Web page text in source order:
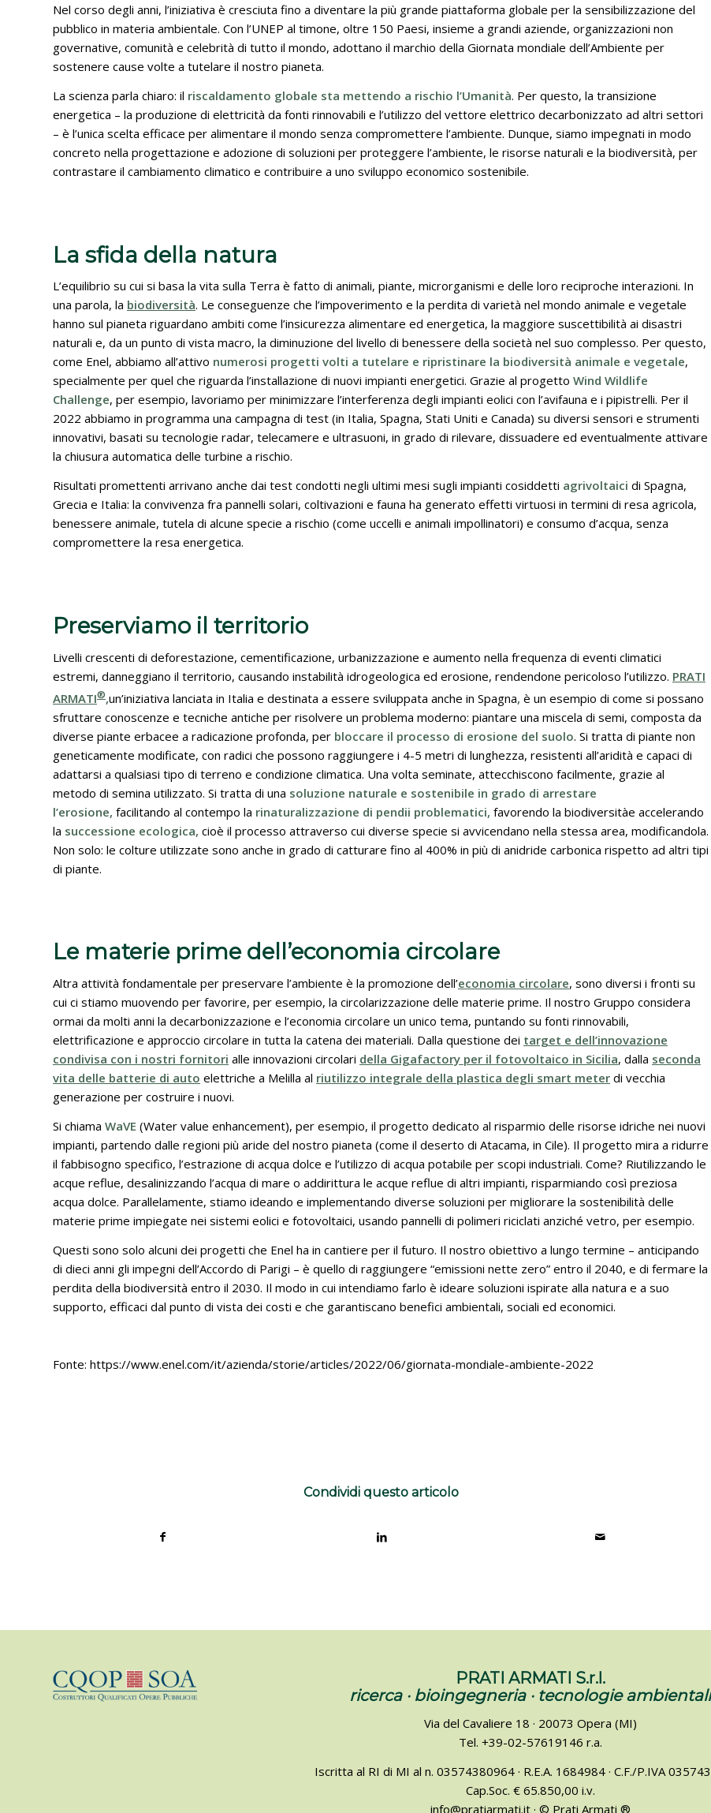
Nel corso degli anni, l’iniziativa è cresciuta fino a diventare la più grande piattaforma globale per la sensibilizzazione del
pubblico in materia ambientale. Con l’UNEP al timone, oltre 150 Paesi, insieme a grandi aziende, organizzazioni non
governative, comunità e celebrità di tutto il mondo, adottano il marchio della Giornata mondiale dell’Ambiente per
sostenere cause volte a tutelare il nostro pianeta.
La scienza parla chiaro: il riscaldamento globale sta mettendo a rischio l’Umanità. Per questo, la transizione
energetica – la produzione di elettricità da fonti rinnovabili e l’utilizzo del vettore elettrico decarbonizzato ad altri settori
– è l’unica scelta efficace per alimentare il mondo senza compromettere l’ambiente. Dunque, siamo impegnati in modo
concreto nella progettazione e adozione di soluzioni per proteggere l’ambiente, le risorse naturali e la biodiversità, per
contrastare il cambiamento climatico e contribuire a uno sviluppo economico sostenibile.
La sfida della natura
L’equilibrio su cui si basa la vita sulla Terra è fatto di animali, piante, microrganismi e delle loro reciproche interazioni. In
una parola, la biodiversità. Le conseguenze che l’impoverimento e la perdita di varietà nel mondo animale e vegetale
hanno sul pianeta riguardano ambiti come l’insicurezza alimentare ed energetica, la maggiore suscettibilità ai disastri
naturali e, da un punto di vista macro, la diminuzione del livello di benessere della società nel suo complesso. Per questo,
come Enel, abbiamo all’attivo numerosi progetti volti a tutelare e ripristinare la biodiversità animale e vegetale,
specialmente per quel che riguarda l’installazione di nuovi impianti energetici. Grazie al progetto Wind Wildlife
Challenge, per esempio, lavoriamo per minimizzare l’interferenza degli impianti eolici con l’avifauna e i pipistrelli. Per il
2022 abbiamo in programma una campagna di test (in Italia, Spagna, Stati Uniti e Canada) su diversi sensori e strumenti
innovativi, basati su tecnologie radar, telecamere e ultrasuoni, in grado di rilevare, dissuadere ed eventualmente attivare
la chiusura automatica delle turbine a rischio.
Risultati promettenti arrivano anche dai test condotti negli ultimi mesi sugli impianti cosiddetti agrivoltaici di Spagna,
Grecia e Italia: la convivenza fra pannelli solari, coltivazioni e fauna ha generato effetti virtuosi in termini di resa agricola,
benessere animale, tutela di alcune specie a rischio (come uccelli e animali impollinatori) e consumo d’acqua, senza
compromettere la resa energetica.
Preserviamo il territorio
Livelli crescenti di deforestazione, cementificazione, urbanizzazione e aumento nella frequenza di eventi climatici
estremi, danneggiano il territorio, causando instabilità idrogeologica ed erosione, rendendone pericoloso l’utilizzo. PRATI
ARMATI®,un’iniziativa lanciata in Italia e destinata a essere sviluppata anche in Spagna, è un esempio di come si possano
sfruttare conoscenze e tecniche antiche per risolvere un problema moderno: piantare una miscela di semi, composta da
diverse piante erbacee a radicazione profonda, per bloccare il processo di erosione del suolo. Si tratta di piante non
geneticamente modificate, con radici che possono raggiungere i 4-5 metri di lunghezza, resistenti all’aridità e capaci di
adattarsi a qualsiasi tipo di terreno e condizione climatica. Una volta seminate, attecchiscono facilmente, grazie al
metodo di semina utilizzato. Si tratta di una soluzione naturale e sostenibile in grado di arrestare
l’erosione, facilitando al contempo la rinaturalizzazione di pendii problematici, favorendo la biodiversitàe accelerando
la successione ecologica, cioè il processo attraverso cui diverse specie si avvicendano nella stessa area, modificandola.
Non solo: le colture utilizzate sono anche in grado di catturare fino al 400% in più di anidride carbonica rispetto ad altri tipi
di piante.
Le materie prime dell’economia circolare
Altra attività fondamentale per preservare l’ambiente è la promozione dell’economia circolare, sono diversi i fronti su
cui ci stiamo muovendo per favorire, per esempio, la circolarizzazione delle materie prime. Il nostro Gruppo considera
ormai da molti anni la decarbonizzazione e l’economia circolare un unico tema, puntando su fonti rinnovabili,
elettrificazione e approccio circolare in tutta la catena dei materiali. Dalla questione dei target e dell’innovazione
condivisa con i nostri fornitori alle innovazioni circolari della Gigafactory per il fotovoltaico in Sicilia, dalla seconda
vita delle batterie di auto elettriche a Melilla al riutilizzo integrale della plastica degli smart meter di vecchia
generazione per costruire i nuovi.
Si chiama WaVE (Water value enhancement), per esempio, il progetto dedicato al risparmio delle risorse idriche nei nuovi
impianti, partendo dalle regioni più aride del nostro pianeta (come il deserto di Atacama, in Cile). Il progetto mira a ridurre
il fabbisogno specifico, l’estrazione di acqua dolce e l’utilizzo di acqua potabile per scopi industriali. Come? Riutilizzando le
acque reflue, desalinizzando l’acqua di mare o addirittura le acque reflue di altri impianti, risparmiando così preziosa
acqua dolce. Parallelamente, stiamo ideando e implementando diverse soluzioni per migliorare la sostenibilità delle
materie prime impiegate nei sistemi eolici e fotovoltaici, usando pannelli di polimeri riciclati anziché vetro, per esempio.
Questi sono solo alcuni dei progetti che Enel ha in cantiere per il futuro. Il nostro obiettivo a lungo termine – anticipando
di dieci anni gli impegni dell’Accordo di Parigi – è quello di raggiungere “emissioni nette zero” entro il 2040, e di fermare la
perdita della biodiversità entro il 2030. Il modo in cui intendiamo farlo è ideare soluzioni ispirate alla natura e a suo
supporto, efficaci dal punto di vista dei costi e che garantiscano benefici ambientali, sociali ed economici.
Fonte: https://www.enel.com/it/azienda/storie/articles/2022/06/giornata-mondiale-ambiente-2022
Condividi questo articolo
PRATI ARMATI S.r.l.
ricerca · bioingegneria · tecnologie ambientali
Via del Cavaliere 18 · 20073 Opera (MI)
Tel. +39-02-57619146 r.a.
Iscritta al RI di MI al n. 03574380964 · R.E.A. 1684984 · C.F./P.IVA
Cap.Soc. € 65.850,00 i.v.
info@pratiarmati.it · © Prati Armati ®